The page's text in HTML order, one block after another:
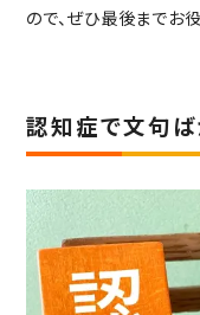
ので、ぜひ最後までお役
認知症で文句ば